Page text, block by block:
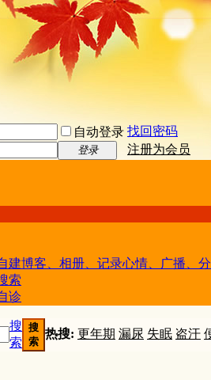
自动登录 找回密码
登录
注册为会员
建博客、相册、记录心情、广播、
索
诊
搜
索
搜
索
热搜: 更年期 漏尿 失眠 盗汗